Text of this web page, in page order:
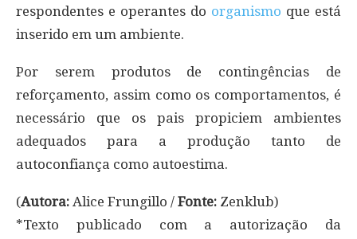
respondentes e operantes do organismo que está
inserido em um ambiente.
Por serem produtos de contingências de
reforçamento, assim como os comportamentos, é
necessário que os pais propiciem ambientes
adequados para a produção tanto de
autoconfiança como autoestima.
(Autora: Alice Frungillo / Fonte: Zenklub)
*Texto publicado com a autorização da